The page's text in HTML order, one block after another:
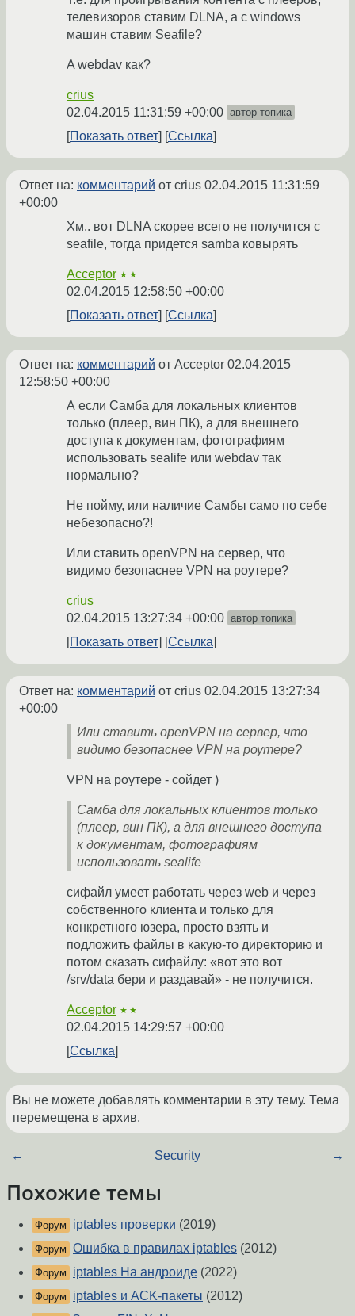
телевизоров ставим DLNA, а с windows
машин ставим Seafile?
A webdav как?
crius
02.04.2015 11:31:59 +00:00 автор топика
Показать ответ Ссылка
Ответ на: комментарий от crius 02.04.2015 11:31:59
+00:00
Хм.. вот DLNA скорее всего не получится с
seafile, тогда придется samba ковырять
Acceptor ★★
02.04.2015 12:58:50 +00:00
Показать ответ
Ссылка
Ответ на: комментарий от Acceptor 02.04.2015
12:58:50 +00:00
А если Самба для локальных клиентов
только (плеер, вин ПК), а для внешнего
доступа к документам, фотографиям
использовать sealife или webdav так
нормально?
Не пойму, или наличие Самбы само по себе
небезопасно?!
Или ставить openVPN на сервер, что
видимо безопаснее VPN на роутере?
crius
02.04.2015 13:27:34 +00:00 автор топика
Показать ответ Ссылка
Ответ на: комментарий от crius 02.04.2015 13:27:34
+00:00
Или ставить openVPN на сервер, что
видимо безопаснее VPN на роутере?
VPN на роутере - сойдет )
Самба для локальных клиентов только
(плеер, вин ПК), а для внешнего доступа
к документам, фотографиям
использовать sealife
сифайл умеет работать через web и через
собственного клиента и только для
конкретного юзера, просто взять и
подложить файлы в какую-то директорию и
потом сказать сифайлу: «вот это вот
/srv/data бери и раздавай» - не получится.
Acceptor ★★
02.04.2015 14:29:57 +00:00
Ссылка
Вы не можете добавлять комментарии в эту тему. Тема
перемещена в архив.
← Security →
Похожие темы
Форум iptables проверки (2019)
Форум Ошибка в правилах iptables (2012)
Форум iptables На андроиде (2022)
Форум iptables и ACK-пакеты (2012)